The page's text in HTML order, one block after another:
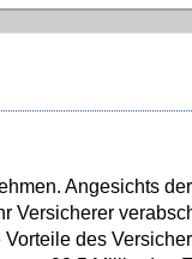
Angesichts
Versicherer
des